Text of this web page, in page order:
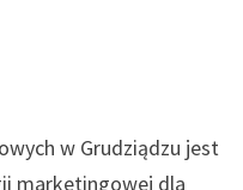
w Grudziądzu jest
marketingowej dla